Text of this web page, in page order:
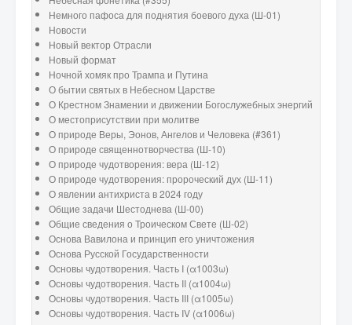
Немного пафоса для поднятия боевого духа (Ш-01)
Новости
Новый вектор Отрасли
Новый формат
Ночной хомяк про Трампа и Путина
О бытии святых в Небесном Царстве
О Крестном Знамении и движении Богослужебных энергий
О местоприсутствии при молитве
О природе Веры, Эонов, Ангелов и Человека (#361)
О природе священнотворчества (Ш-10)
О природе чудотворения: вера (Ш-12)
О природе чудотворения: пророческий дух (Ш-11)
О явлении антихриста в 2024 году
Общие задачи Шестоднева (Ш-00)
Общие сведения о Троическом Свете (Ш-02)
Основа Вавилона и принцип его уничтожения
Основа Русской Государственности
Основы чудотворения. Часть I (α1003ω)
Основы чудотворения. Часть II (α1004ω)
Основы чудотворения. Часть III (α1005ω)
Основы чудотворения. Часть IV (α1006ω)